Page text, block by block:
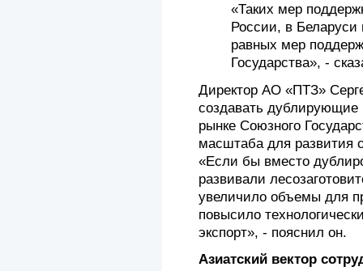
«Таких мер
России, в Беларуси
равных мер
Государства», -
Директор АО «ПТЗ»
создавать дублирующие
рынке Союзного
масштаба для развития
«Если бы вместо
развивали
увеличило объемы для
повысило
экспорт», - пояснил он.
Азиатский вектор